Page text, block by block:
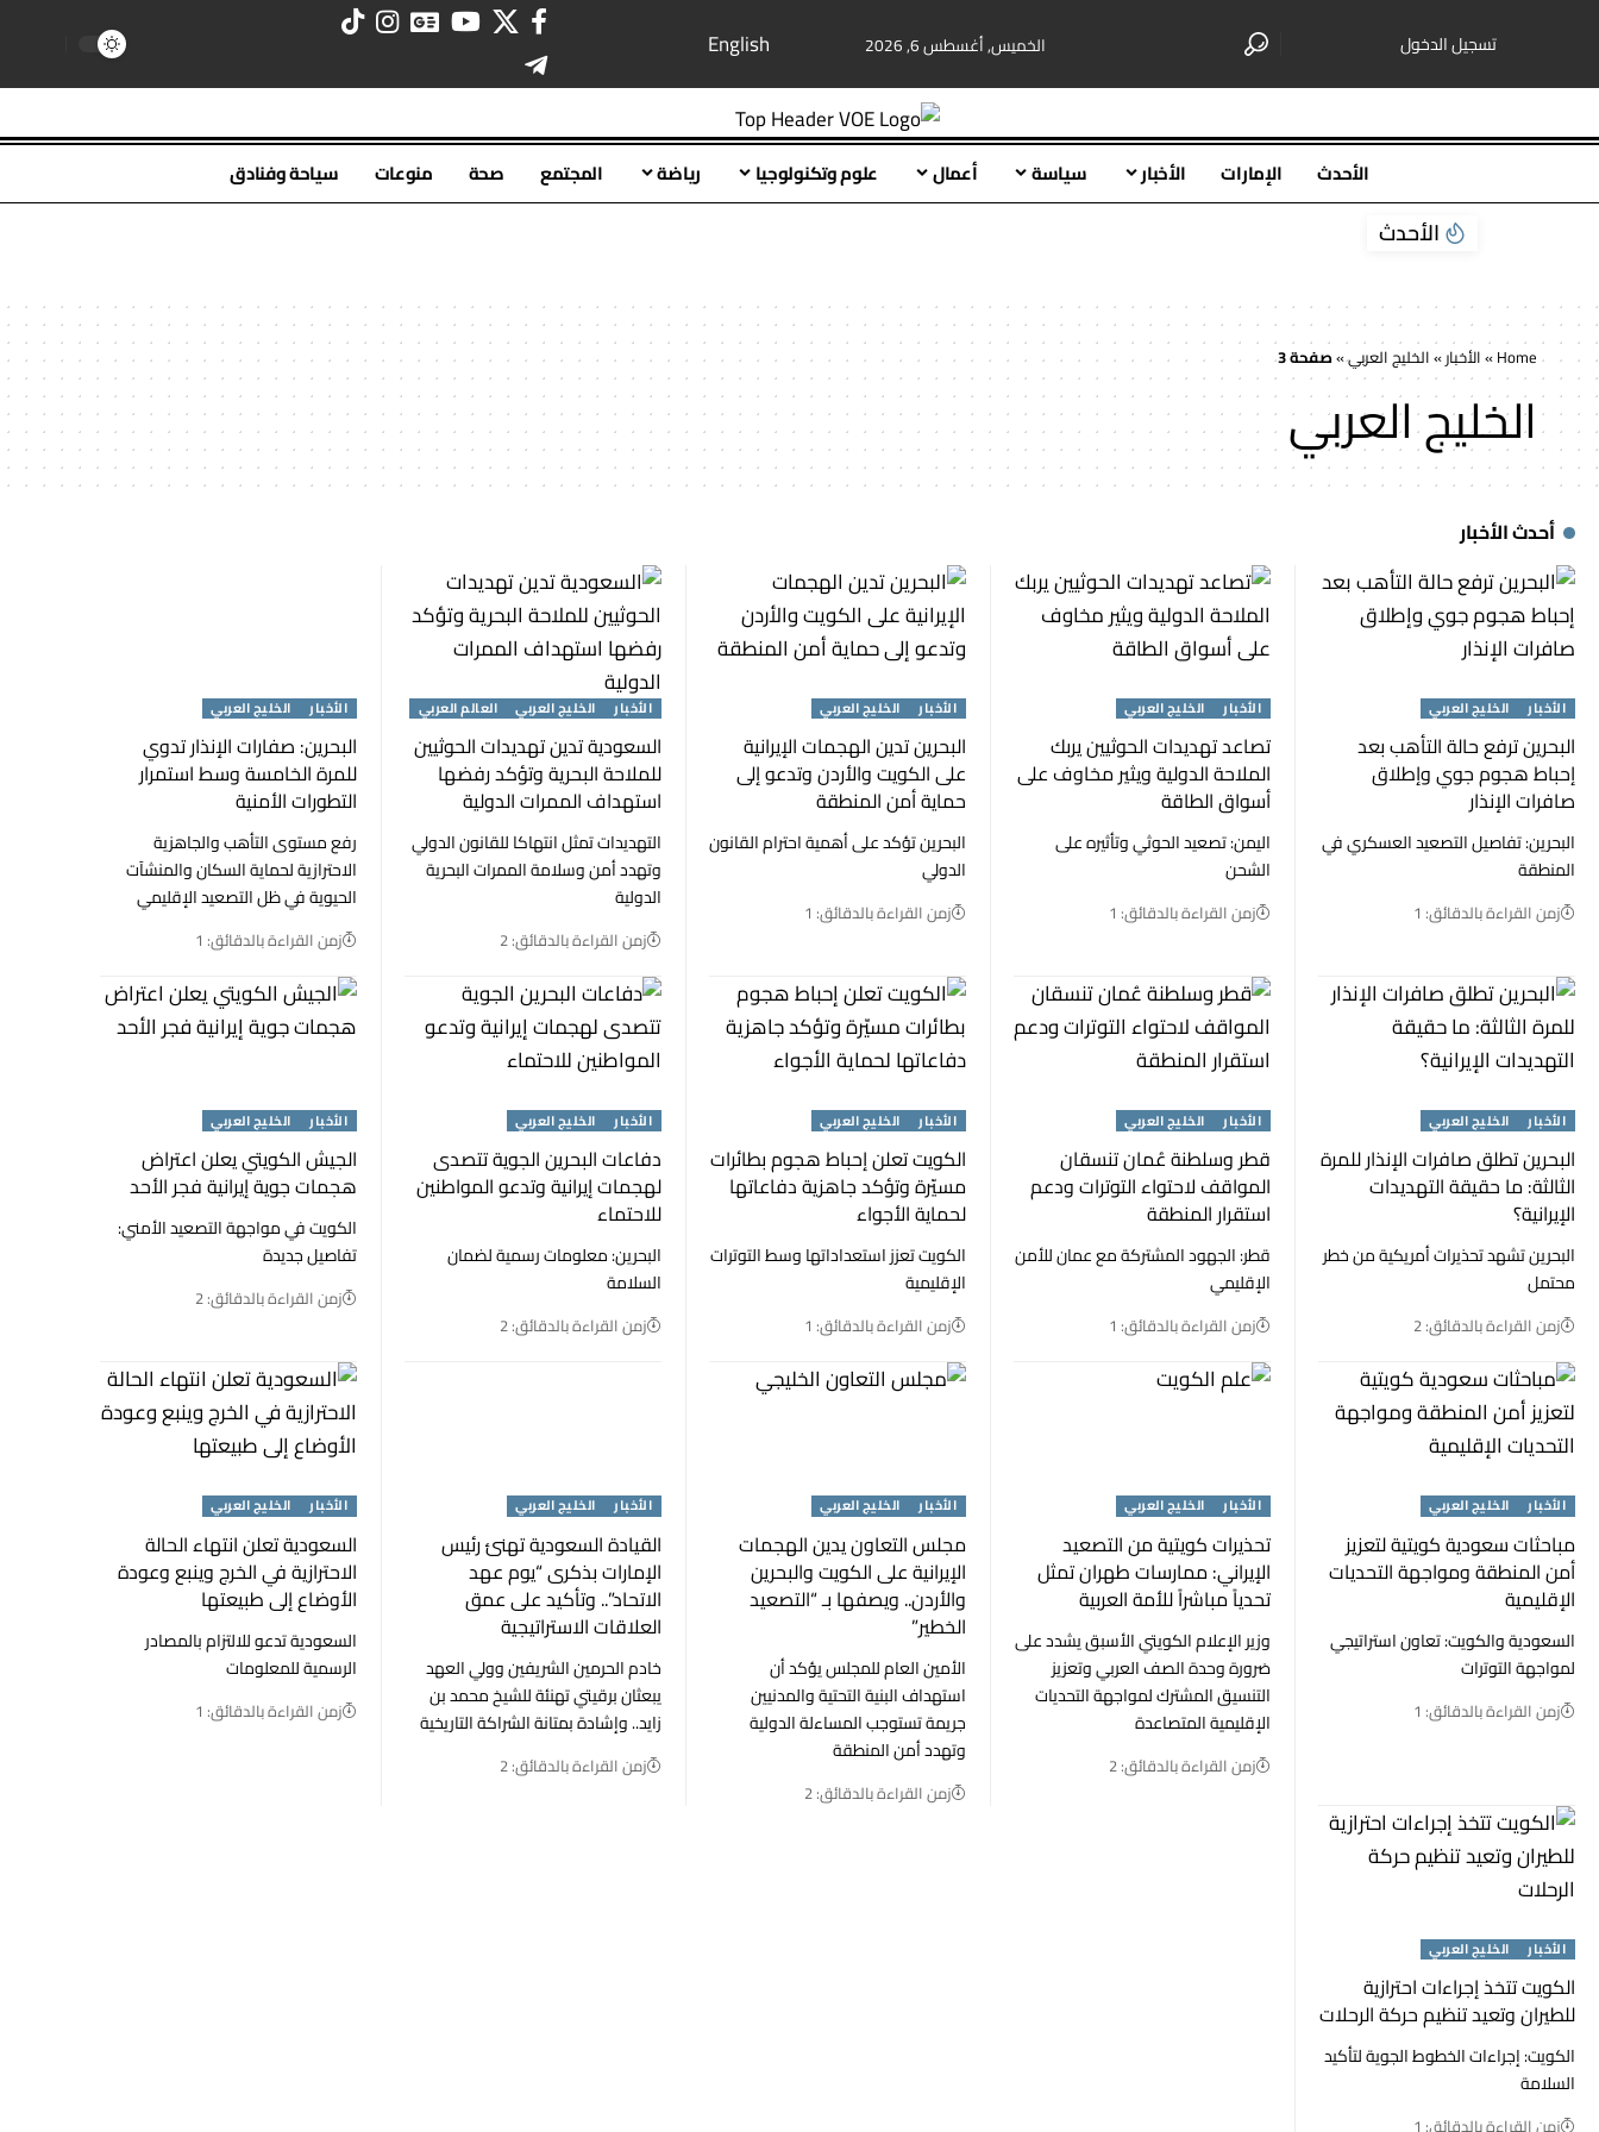
تسجيل الدخول الخميس, أغسطس 6, 2026 English
الأحدث الإمارات الأخبار سياسة أعمال علوم وتكنولوجيا رياضة المجتمع صحة منوعات سياحة وفنادق
الأحدث
Home
»الأخبار»الخليج العربي»صفحة 3
الخليج العربي
أحدث الأخبار
الأخبار الخليج العربي
البحرين ترفع حالة التأهب بعد
إحباط هجوم جوي وإطلاق
صافرات الإنذار
البحرين: تفاصيل التصعيد العسكري في
المنطقة
زمن القراءة بالدقائق: 1
الأخبار الخليج العربي
تصاعد تهديدات الحوثيين يربك
الملاحة الدولية ويثير مخاوف على
أسواق الطاقة
اليمن: تصعيد الحوثي وتأثيره على
الشحن
زمن القراءة بالدقائق: 1
الأخبار الخليج العربي
البحرين تدين الهجمات الإيرانية
على الكويت والأردن وتدعو إلى
حماية أمن المنطقة
البحرين تؤكد على أهمية احترام القانون
الدولي
زمن القراءة بالدقائق: 1
الأخبار الخليج العربي العالم العربي
السعودية تدين تهديدات الحوثيين
للملاحة البحرية وتؤكد رفضها
استهداف الممرات الدولية
التهديدات تمثل انتهاكا للقانون الدولي
وتهدد أمن وسلامة الممرات البحرية
الدولية
زمن القراءة بالدقائق: 2
الأخبار الخليج العربي
البحرين: صفارات الإنذار تدوي
للمرة الخامسة وسط استمرار
التطورات الأمنية
رفع مستوى التأهب والجاهزية
الاحترازية لحماية السكان والمنشآت
الحيوية في ظل التصعيد الإقليمي
زمن القراءة بالدقائق: 1
الأخبار الخليج العربي
البحرين تطلق صافرات الإنذار للمرة
الثالثة: ما حقيقة التهديدات
الإيرانية؟
البحرين تشهد تحذيرات أمريكية من خطر
محتمل
زمن القراءة بالدقائق: 2
الأخبار الخليج العربي
قطر وسلطنة عُمان تنسقان
المواقف لاحتواء التوترات ودعم
استقرار المنطقة
قطر: الجهود المشتركة مع عمان للأمن
الإقليمي
زمن القراءة بالدقائق: 1
الأخبار الخليج العربي
الكويت تعلن إحباط هجوم بطائرات
مسيّرة وتؤكد جاهزية دفاعاتها
لحماية الأجواء
الكويت تعزز استعداداتها وسط التوترات
الإقليمية
زمن القراءة بالدقائق: 1
الأخبار الخليج العربي
دفاعات البحرين الجوية تتصدى
لهجمات إيرانية وتدعو المواطنين
للاحتماء
البحرين: معلومات رسمية لضمان
السلامة
زمن القراءة بالدقائق: 2
الأخبار الخليج العربي
الجيش الكويتي يعلن اعتراض
هجمات جوية إيرانية فجر الأحد
الكويت في مواجهة التصعيد الأمني:
تفاصيل جديدة
زمن القراءة بالدقائق: 2
الأخبار الخليج العربي
مباحثات سعودية كويتية لتعزيز
أمن المنطقة ومواجهة التحديات
الإقليمية
السعودية والكويت: تعاون استراتيجي
لمواجهة التوترات
زمن القراءة بالدقائق: 1
الأخبار الخليج العربي
تحذيرات كويتية من التصعيد
الإيراني: ممارسات طهران تمثل
تحدياً مباشراً للأمة العربية
وزير الإعلام الكويتي الأسبق يشدد على
ضرورة وحدة الصف العربي وتعزيز
التنسيق المشترك لمواجهة التحديات
الإقليمية المتصاعدة
زمن القراءة بالدقائق: 2
الأخبار الخليج العربي
مجلس التعاون يدين الهجمات
الإيرانية على الكويت والبحرين
والأردن.. ويصفها بـ “التصعيد
الخطير”
الأمين العام للمجلس يؤكد أن
استهداف البنية التحتية والمدنيين
جريمة تستوجب المساءلة الدولية
وتهدد أمن المنطقة
زمن القراءة بالدقائق: 2
الأخبار الخليج العربي
القيادة السعودية تهنئ رئيس
الإمارات بذكرى “يوم عهد
الاتحاد”.. وتأكيد على عمق
العلاقات الاستراتيجية
خادم الحرمين الشريفين وولي العهد
يبعثان برقيتي تهنئة للشيخ محمد بن
زايد.. وإشادة بمتانة الشراكة التاريخية
زمن القراءة بالدقائق: 2
الأخبار الخليج العربي
السعودية تعلن انتهاء الحالة
الاحترازية في الخرج وينبع وعودة
الأوضاع إلى طبيعتها
السعودية تدعو للالتزام بالمصادر
الرسمية للمعلومات
زمن القراءة بالدقائق: 1
الأخبار الخليج العربي
الكويت تتخذ إجراءات احترازية
للطيران وتعيد تنظيم حركة الرحلات
الكويت: إجراءات الخطوط الجوية لتأكيد
السلامة
زمن القراءة بالدقائق: 1